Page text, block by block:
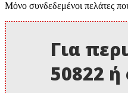
Μόνο συνδεδεμένοι πελάτες
Για
50822 ή